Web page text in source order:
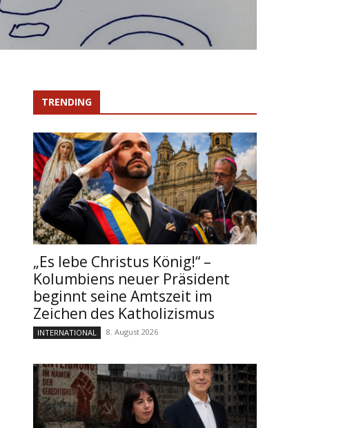
TRENDING
„Es lebe Christus König!“ –
Kolumbiens neuer Präsident
beginnt seine Amtszeit im
Zeichen des Katholizismus
INTERNATIONAL 8. August 2026